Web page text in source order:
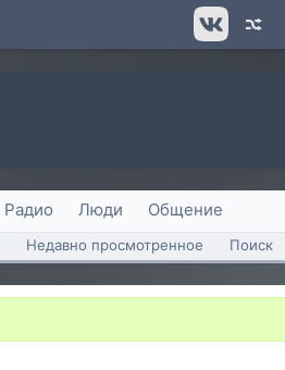
Радио Люди Общение
Недавно просмотренное Поиск